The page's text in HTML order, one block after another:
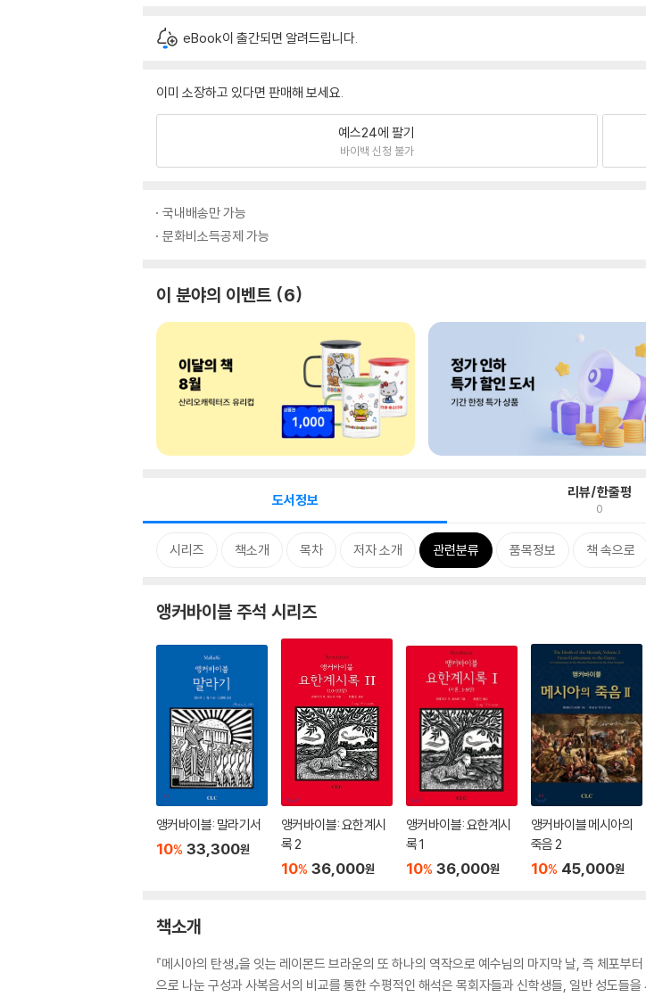
eBook이 출간되면 알려드립니다.
이미 소장하고 있다면 판매해 보세요.
예스24에 팔기
바이백 신청 불가
국내배송만 가능
문화비소득공제 가능
이 분야의 이벤트 6
도서정보 리뷰/한줄평
0
시리즈 책소개 목차 저자 소개 관련분류 품목정보 책 속으로
앵커바이블 주석 시리즈
앵커바이블: 말라기서
10% 33,300원
앵커바이블: 요한계시
록 2
10% 36,000원
앵커바이블: 요한계시
록 1
10% 36,000원
앵커바이블 메시아의
죽음 2
10% 45,000원
책소개
『메시아의 탄생』을 잇는 레이몬드 브라운의 또 하나의 역작으로 예수님의 마지막 날, 즉 체포
으로 나눈 구성과 사복음서의 비교를 통한 수평적인 해석은 목회자들과 신학생들, 일반 성도들